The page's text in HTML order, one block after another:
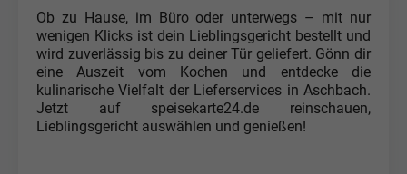
Ob zu Hause, im Büro oder unterwegs – mit nur
wenigen Klicks ist dein Lieblingsgericht bestellt und
wird zuverlässig bis zu deiner Tür geliefert. Gönn dir
eine Auszeit vom Kochen und entdecke die
kulinarische Vielfalt der Lieferservices in Aschbach.
Jetzt auf speisekarte24.de reinschauen,
Lieblingsgericht auswählen und genießen!